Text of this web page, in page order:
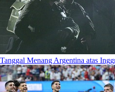
Tanggal Menang Argentina atas